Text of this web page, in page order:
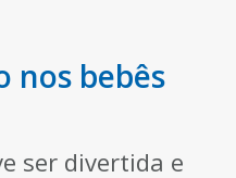
nos bebês
ser divertida e